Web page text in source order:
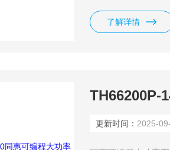
波形！具有高可靠
了解详情
TH66200P-
更新时间： 2025-